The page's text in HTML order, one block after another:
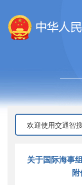
关于国际海事